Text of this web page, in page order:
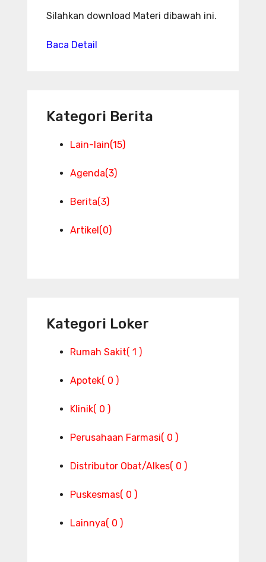
Silahkan download Materi dibawah ini.
Baca Detail
Kategori Berita
Lain-lain(15)
Agenda(3)
Berita(3)
Artikel(0)
Kategori Loker
Rumah Sakit( 1 )
Apotek( 0 )
Klinik( 0 )
Perusahaan Farmasi( 0 )
Distributor Obat/Alkes( 0 )
Puskesmas( 0 )
Lainnya( 0 )